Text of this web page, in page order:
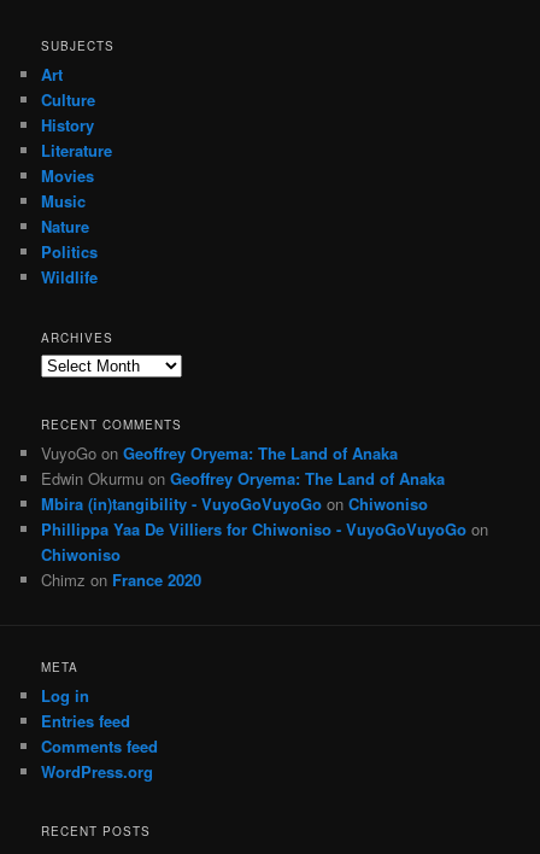
SUBJECTS
Art
Culture
History
Literature
Movies
Music
Nature
Politics
Wildlife
ARCHIVES
Archives
RECENT COMMENTS
VuyoGo onGeoffrey Oryema: The Land of Anaka
Edwin Okurmu onGeoffrey Oryema: The Land of Anaka
Mbira (in)tangibility - VuyoGoVuyoGo onChiwoniso
Phillippa Yaa De Villiers for Chiwoniso - VuyoGoVuyoGo on
Chiwoniso
Chimz on France 2020
META
Log in
Entries feed
Comments feed
WordPress.org
RECENT POSTS